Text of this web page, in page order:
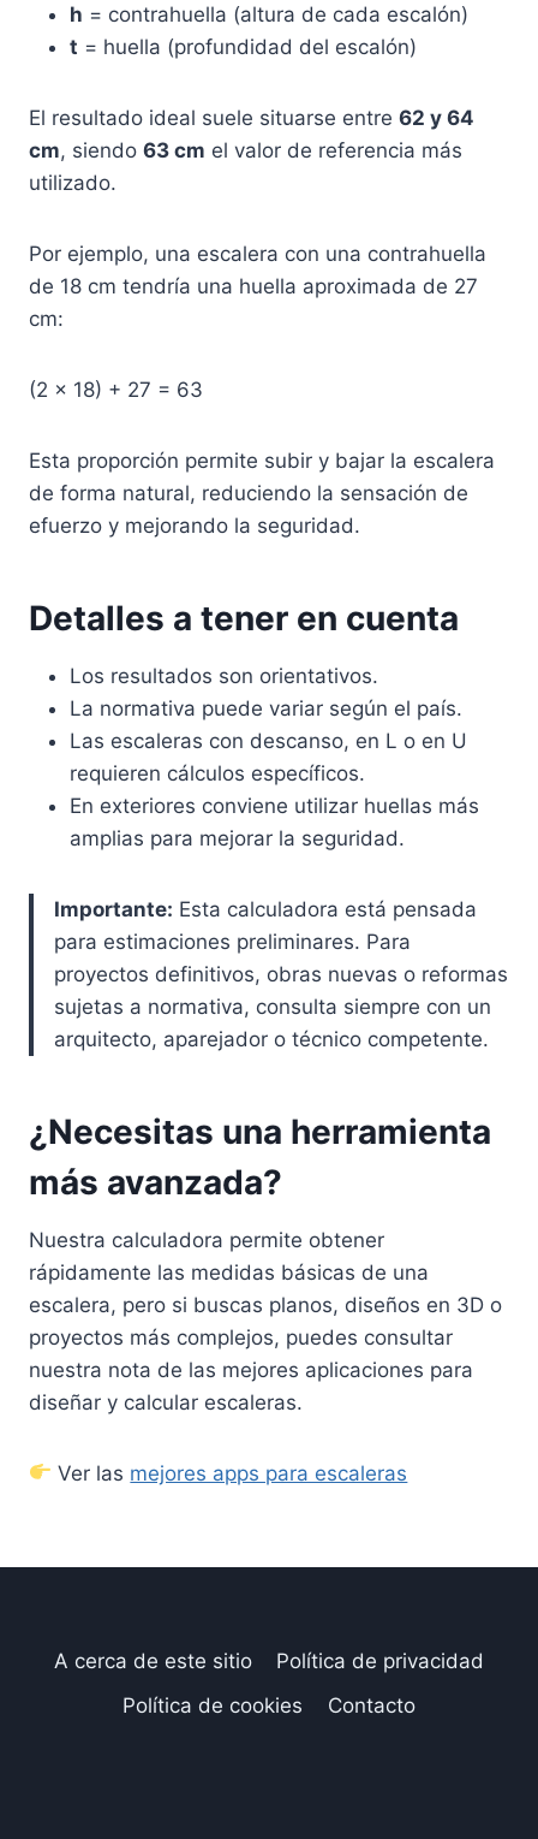
h = contrahuella (altura de cada escalón)
t = huella (profundidad del escalón)
El resultado ideal suele situarse entre 62 y 64
cm, siendo 63 cm el valor de referencia más
utilizado.
Por ejemplo, una escalera con una contrahuella
de 18 cm tendría una huella aproximada de 27
cm:
(2 × 18) + 27 = 63
Esta proporción permite subir y bajar la escalera
de forma natural, reduciendo la sensación de
efuerzo y mejorando la seguridad.
Detalles a tener en cuenta
Los resultados son orientativos.
La normativa puede variar según el país.
Las escaleras con descanso, en L o en U
requieren cálculos específicos.
En exteriores conviene utilizar huellas más
amplias para mejorar la seguridad.
Importante: Esta calculadora está pensada
para estimaciones preliminares. Para
proyectos definitivos, obras nuevas o reformas
sujetas a normativa, consulta siempre con un
arquitecto, aparejador o técnico competente.
¿Necesitas una herramienta
más avanzada?
Nuestra calculadora permite obtener
rápidamente las medidas básicas de una
escalera, pero si buscas planos, diseños en 3D o
proyectos más complejos, puedes consultar
nuestra nota de las mejores aplicaciones para
diseñar y calcular escaleras.
Ver las mejores apps para escaleras
A cerca de este sitio
Política de privacidad
Política de cookies
Contacto